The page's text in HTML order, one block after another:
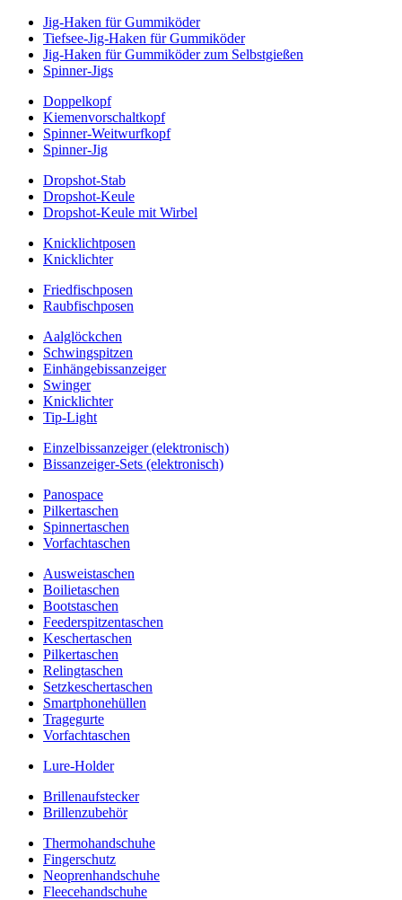
Jig-Haken für Gummiköder
Tiefsee-Jig-Haken für Gummiköder
Jig-Haken für Gummiköder zum Selbstgießen
Spinner-Jigs
Doppelkopf
Kiemenvorschaltkopf
Spinner-Weitwurfkopf
Spinner-Jig
Dropshot-Stab
Dropshot-Keule
Dropshot-Keule mit Wirbel
Knicklichtposen
Knicklichter
Friedfischposen
Raubfischposen
Aalglöckchen
Schwingspitzen
Einhängebissanzeiger
Swinger
Knicklichter
Tip-Light
Einzelbissanzeiger (elektronisch)
Bissanzeiger-Sets (elektronisch)
Panospace
Pilkertaschen
Spinnertaschen
Vorfachtaschen
Ausweistaschen
Boilietaschen
Bootstaschen
Feederspitzentaschen
Keschertaschen
Pilkertaschen
Relingtaschen
Setzkeschertaschen
Smartphonehüllen
Tragegurte
Vorfachtaschen
Lure-Holder
Brillenaufstecker
Brillenzubehör
Thermohandschuhe
Fingerschutz
Neoprenhandschuhe
Fleecehandschuhe